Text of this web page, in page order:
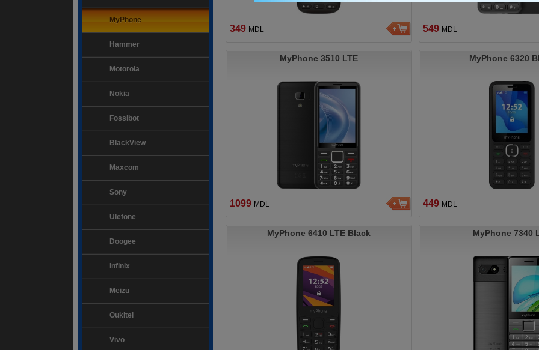
MyPhone
Hammer
Motorola
Nokia
Fossibot
BlackView
Maxcom
Sony
Ulefone
Doogee
Infinix
Meizu
Oukitel
Vivo
349 MDL 549 MDL
MyPhone 3510 LTE
1099 MDL
MyPhone 6320
449 MDL
MyPhone 6410 LTE Black MyPhone 7340